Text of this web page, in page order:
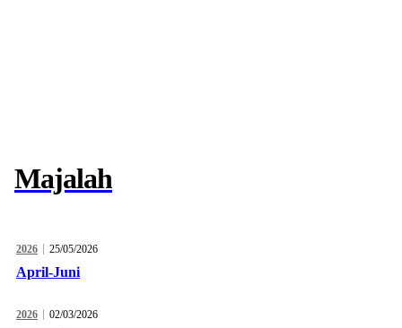
Majalah
2026 25/05/2026
April-Juni
2026 02/03/2026